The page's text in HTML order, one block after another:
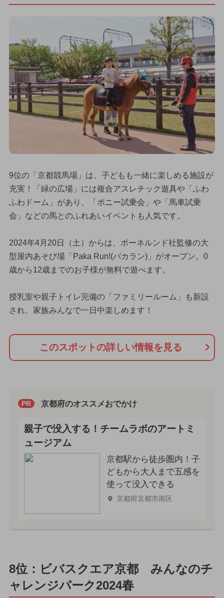
9位の「京都競馬場」は、子どもも一緒に楽しめる施設が
充実！「緑の広場」には複合アスレチック遊具や「ふわ
ふわドーム」があり、「ポニー試乗会」や「馬車試乗
会」などの馬とのふれあいイベントも人気です。
2024年4月20日（土）からは、ボーネルンド社監修の大
型屋内あそび場「Paka Run!(パカラン)」がオープン。0
歳から12歳までのお子様が無料で遊べます。
授乳室や親子トイレ完備の「ファミリールーム」も新設
され、家族みんなで一日中楽しめます！
このスポットの詳しい情報を見る
PR 京都府のオススメおでかけ
親子で没入する！チームラボのアートミ
ュージアム
京都駅から徒歩圏内！子
どもから大人まで五感を
使って没入できる
京都府京都市南区
8位：ビバスクエア京都 みんなのチ
ャレンジパーク2024春